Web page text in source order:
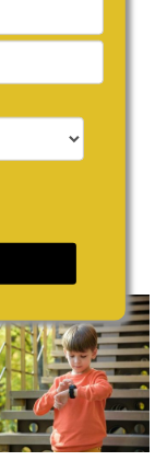
TORII
590,-